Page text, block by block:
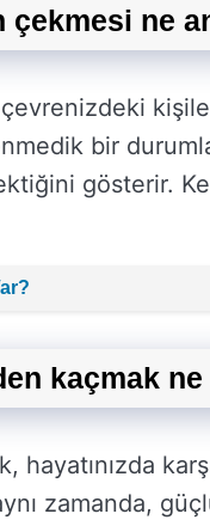
çekmesi ne
bir
gösterir.
kaçmak
zamanda,